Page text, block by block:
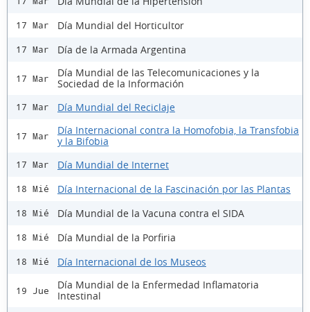
17 Mar Día Mundial del Horticultor
17 Mar Día de la Armada Argentina
17 Mar
Día Mundial de las Telecomunicaciones y la
Sociedad de la Información
17 Mar Día Mundial del Reciclaje
17 Mar
Día Internacional contra la Homofobia, la Transfobia
y la Bifobia
17 Mar Día Mundial de Internet
18 Mié Día Internacional de la Fascinación por las Plantas
18 Mié Día Mundial de la Vacuna contra el SIDA
18 Mié Día Mundial de la Porfiria
18 Mié Día Internacional de los Museos
19 Jue
Día Mundial de la Enfermedad Inflamatoria
Intestinal